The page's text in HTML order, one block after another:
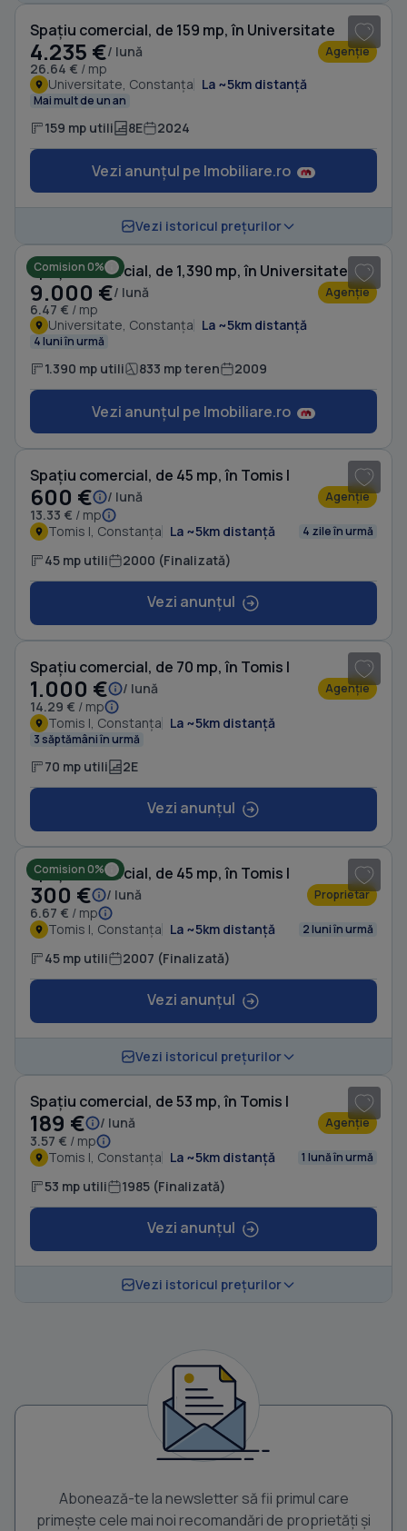
Spațiu comercial, de 159 mp, în Universitate
4.235 €/ lună
26.64 € / mp
Agenție
Universitate, Constanța La ~5km distanță
Mai mult de un an
159 mp utili 8E 2024
Vezi anunțul pe Imobiliare.ro
Vezi istoricul prețurilor
Comision 0%
Spațiu comercial, de 1,390 mp, în Universitate
9.000 €/ lună
6.47 € / mp
Agenție
Universitate, Constanța La ~5km distanță
4 luni în urmă
1.390 mp utili 833 mp teren 2009
Vezi anunțul pe Imobiliare.ro
Spațiu comercial, de 45 mp, în Tomis I
600 €
/ lună
13.33 € / mp
Agenție
Tomis I, Constanța La ~5km distanță 4 zile în urmă
45 mp utili 2000 (Finalizată)
Vezi anunțul
Spațiu comercial, de 70 mp, în Tomis I
1.000 €
/ lună
14.29 € / mp
Agenție
Tomis I, Constanța La ~5km distanță
3 săptămâni în urmă
70 mp utili 2E
Vezi anunțul
Comision 0%
Spațiu comercial, de 45 mp, în Tomis I
300 €
/ lună
6.67 € / mp
Proprietar
Tomis I, Constanța La ~5km distanță 2 luni în urmă
45 mp utili 2007 (Finalizată)
Vezi anunțul
Vezi istoricul prețurilor
Spațiu comercial, de 53 mp, în Tomis I
189 €
/ lună
3.57 € / mp
Agenție
Tomis I, Constanța La ~5km distanță 1 lună în urmă
53 mp utili 1985 (Finalizată)
Vezi anunțul
Vezi istoricul prețurilor
Abonează-te la newsletter să fii primul care
primește cele mai noi recomandări de proprietăți și